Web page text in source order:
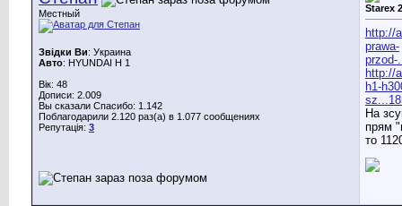
Местный
Звідки Ви: Украина
Авто: HYUNDAI H 1
Вік: 48
Дописи: 2.009
Вы сказали Спасибо: 1.142
Поблагодарили 2.120 раз(а) в 1.077 сообщениях
Репутація: 3
Starex
http://
prawa-
przod-
http://
h1-
На
прям
то